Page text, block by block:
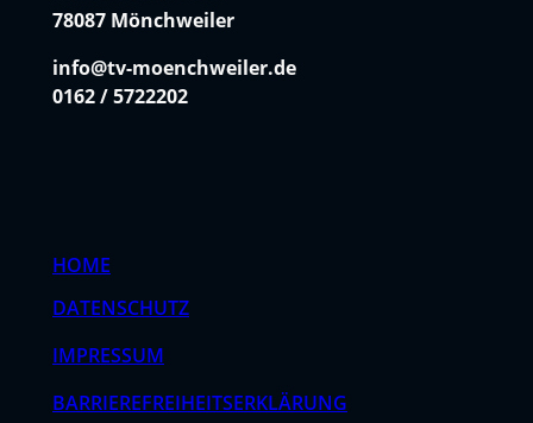
78087 Mönchweiler
info@tv-moenchweiler.de
0162 / 5722202
HOME
DATENSCHUTZ
IMPRESSUM
BARRIEREFREIHEITSERKLÄRUNG